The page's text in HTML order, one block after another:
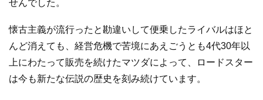
せんでした。
懐古主義が流行ったと勘違いして便乗したライバルはほと
んど消えても、経営危機で苦境にあえごうとも4代30年以
上にわたって販売を続けたマツダによって、ロードスター
は今も新たな伝説の歴史を刻み続けています。